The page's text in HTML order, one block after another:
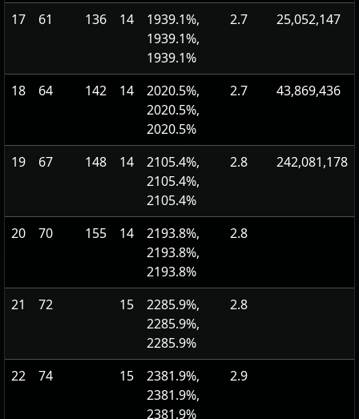
17 61 136 14
1939.1%,
1939.1%,
1939.1%
2.7 25,052,147
18 64 142 14
2020.5%,
2020.5%,
2020.5%
2.7 43,869,436
19 67 148 14
2105.4%,
2105.4%,
2105.4%
2.8 242,081,178
20 70 155 14
2193.8%,
2193.8%,
2193.8%
2.8
21 72 15
2285.9%,
2285.9%,
2285.9%
2.8
22 74 15
2381.9%,
2381.9%,
2381.9%
2.9